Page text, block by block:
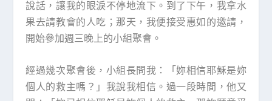
說話，讓我的眼淚不停地流下。到了下午，我拿水
果去請教會的人吃；那天，我便接受惠如的邀請，
開始參加週三晚上的小組聚會。
經過幾次聚會後，小組長問我：「妳相信耶穌是妳
個人的救主嗎？」我說我相信。過一段時間，他又